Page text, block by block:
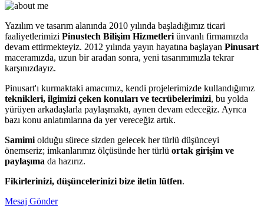
Yazılım ve tasarım alanında 2010 yılında başladığımız ticari
faaliyetlerimizi Pinustech Bilişim Hizmetleri ünvanlı firmamızda
devam ettirmekteyiz. 2012 yılında yayın hayatına başlayan Pinusart
maceramızda, uzun bir aradan sonra, yeni tasarımımızla tekrar
karşınızdayız.
Pinusart'ı kurmaktaki amacımız, kendi projelerimizde kullandığımız
teknikleri, ilgimizi çeken konuları ve tecrübelerimizi, bu yolda
yürüyen arkadaşlarla paylaşmaktı, aynen devam edeceğiz. Ayrıca
bazı konu anlatımlarına da yer vereceğiz artık.
Samimi olduğu sürece sizden gelecek her türlü düşünceyi
önemseriz; imkanlarımız ölçüsünde her türlü ortak girişim ve
paylaşıma da hazırız.
Fikirlerinizi, düşüncelerinizi bize iletin lütfen.
Mesaj Gönder